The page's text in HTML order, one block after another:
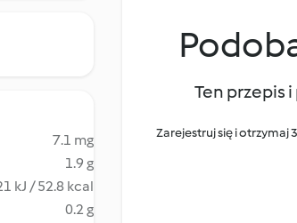
7.1 mg
1.9 g
kJ / 52.8 kcal
0.2 g
Ten przepis
Zarejestruj się i otrzymaj